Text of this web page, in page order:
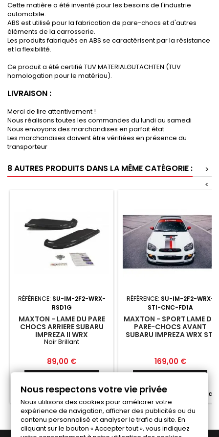
Cette matière a été inventé pour les besoins de l'industrie
automobile.
ABS est utilisé pour la fabrication de pare-chocs et d'autres
éléments de la carrosserie.
Les produits fabriqués en ABS se caractérisent par la résistance
et la flexibilité.
Ce produit a été certifié TUV MATERIALGUTACHTEN (TUV
homologation pour le matériau).
LIVRAISON :
Merci de lire attentivement !
Nous réalisons toutes les commandes du lundi au samedi
Nous envoyons des marchandises en parfait état
Les marchandises doivent être vérifiées en présence du
transporteur
8 AUTRES PRODUITS DANS LA MÊME CATÉGORIE :
>
<
RÉFÉRENCE: SU-IM-2F2-WRX-
RSD1G
MAXTON - LAME DU PARE
CHOCS ARRIERE SUBARU
IMPREZA II WRX
Noir Brillant
Prix
89,00 €
Fabriqué a la commande
RÉFÉRENCE: SU-IM-2F2-WRX-
STI-CNC-FD1A
MAXTON - SPORT LAME DU
PARE-CHOCS AVANT
SUBARU IMPREZA WRX STI
Prix
169,00 €
Fabriqué a la commande
Nous respectons votre vie privée
Nous utilisons des cookies pour améliorer votre
expérience de navigation, afficher des publicités ou du
contenu personnalisé et analyser le trafic du site. En
cliquant sur le bouton « Accepter tout », vous indiquez